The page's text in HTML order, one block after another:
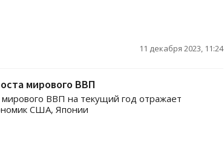
11 декабря 2023, 11:24
мирового ВВП
ВВП на текущий год отражает
США, Японии